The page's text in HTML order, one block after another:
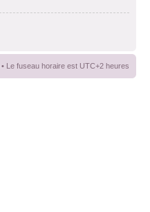
• Le fuseau horaire est UTC+2 heures